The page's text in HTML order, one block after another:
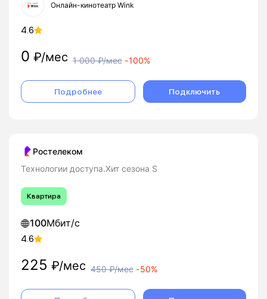
Онлайн-кинотеатр Wink
4.6
0 ₽/мес 1 000₽/мес -100%
Подробнее Подключить
Ростелеком
Технологии доступа.Хит сезона S
Квартира
100Мбит/с
4.6
225 ₽/мес 450₽/мес -50%